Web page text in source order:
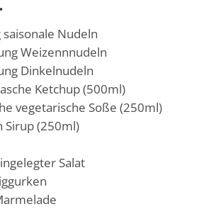
saisonale Nudeln
Weizennnudeln
Dinkelnudeln
Ketchup (500ml)
vegetarische Soße (250ml)
Sirup (250ml)
Salat